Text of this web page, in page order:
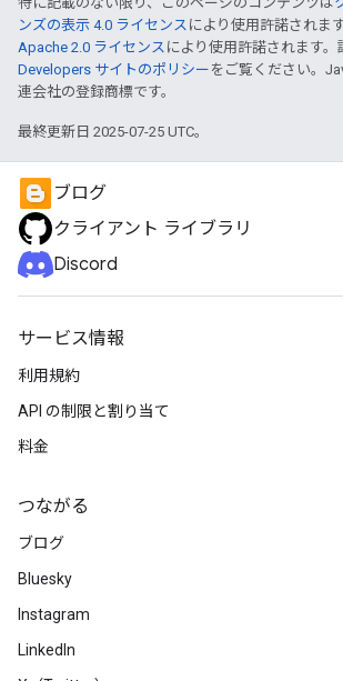
ンズの表示 4.0 ライセンス により使用許諾されま
Apache 2.0 ライセンス により使用許諾されます。
Developers サイトのポリシー をご覧ください。
連会社の登録商標です。
最終更新日 2025-07-25 UTC。
ブログ
クライアント ライブラリ
Discord
サービス情報
利用規約
API の制限と割り当て
料金
つながる
ブログ
Bluesky
Instagram
LinkedIn